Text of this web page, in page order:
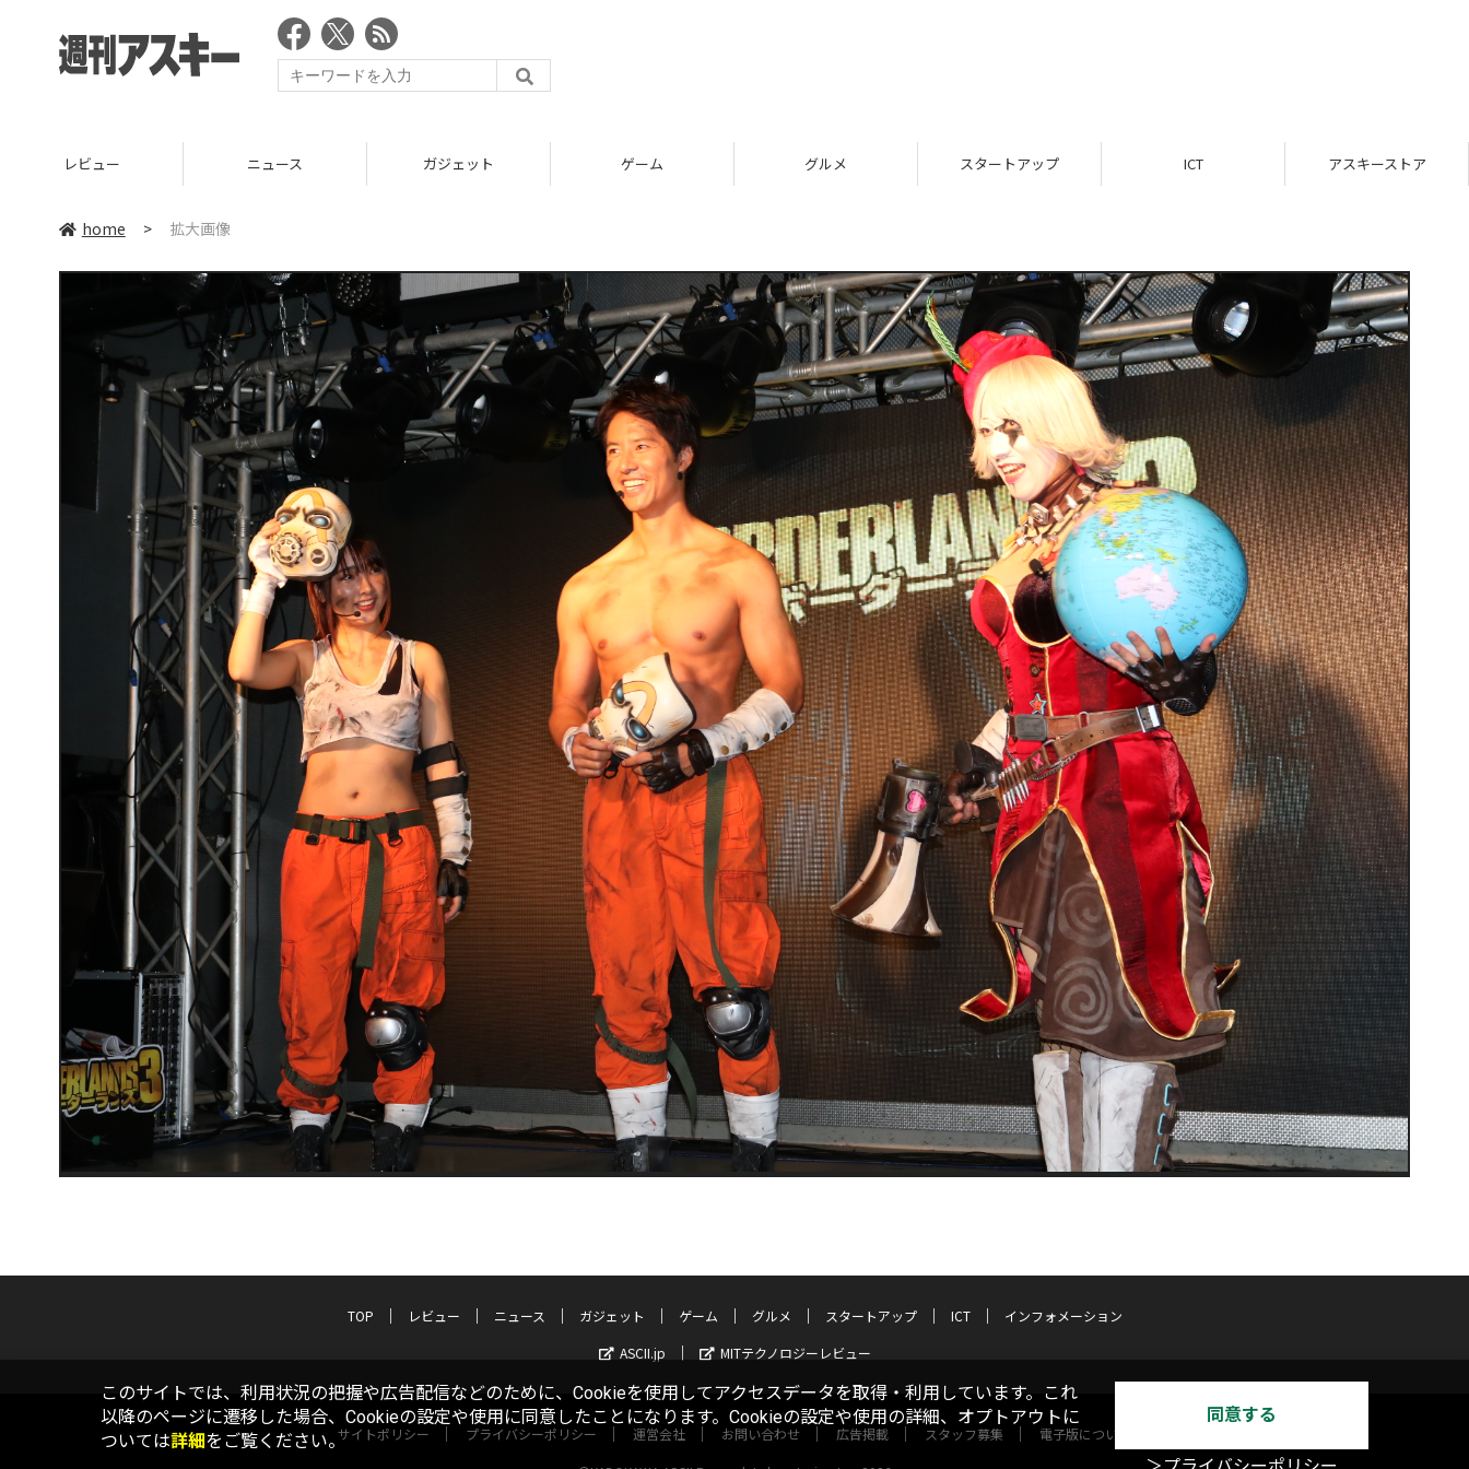
ニュース ガジェット ゲーム スタートアップ ICT アスキーストア インフォメーシ
home > 拡大画像
TOP レビュー ニュース ガジェット ゲーム グルメ スタートアップ ICT
インフォメーション
ASCII.jp
MITテクノロジーレビュー
サイトポリシー プライバシーポリシー 運営会社 お問い合わせ 広告掲載 スタッフ募集 電子版について
このサイトでは、利用状況の把握や広告配信などのために、Cookieを使用してアクセスデータを取得・利用しています。これ
以降のページに遷移した場合、Cookieの設定や使用に同意したことになります。Cookieの設定や使用の詳細、オプトアウトに
ついては詳細をご覧ください。
同意する